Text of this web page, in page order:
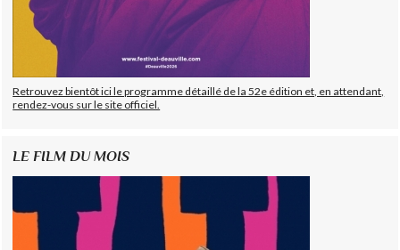
Retrouvez bientôt ici le programme détaillé de la 52e édition et, en attendant,
rendez-vous sur le site officiel.
LE FILM DU MOIS